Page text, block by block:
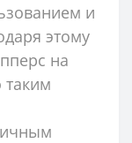
и
этому
на